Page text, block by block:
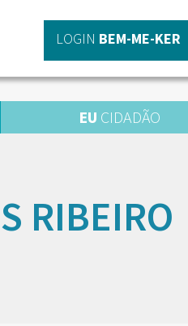
LOGIN BEM-ME-KER
EU CIDADÃO
RIBEIRO